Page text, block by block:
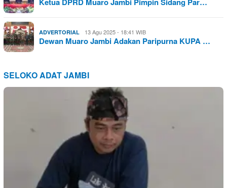
ADVERTORIAL 13 Agu 2025 - 18:41 WIB
Dewan Muaro Jambi Adakan Paripurna KUPA …
SELOKO ADAT JAMBI